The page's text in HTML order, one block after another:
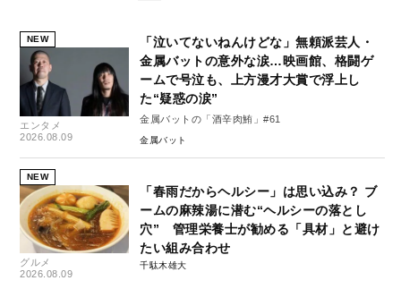
NEW
エンタメ
2026.08.09
「泣いてないねんけどな」無頼派芸人・
金属バットの意外な涙…映画館、格闘ゲ
ームで号泣も、上方漫才大賞で浮上し
た“疑惑の涙”
金属バットの「酒辛肉鮪」#61
金属バット
NEW
グルメ
2026.08.09
「春雨だからヘルシー」は思い込み？ ブ
ームの麻辣湯に潜む“ヘルシーの落とし
穴” 管理栄養士が勧める「具材」と避け
たい組み合わせ
千駄木雄大